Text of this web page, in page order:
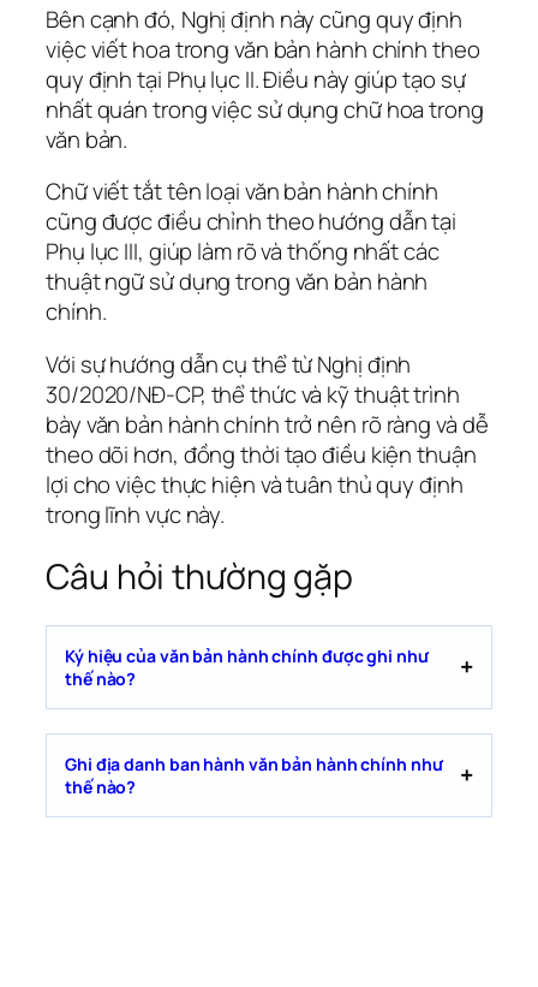
Bên cạnh đó, Nghị định này cũng quy định
việc viết hoa trong văn bản hành chính theo
quy định tại Phụ lục II. Điều này giúp tạo sự
nhất quán trong việc sử dụng chữ hoa trong
văn bản.
Chữ viết tắt tên loại văn bản hành chính
cũng được điều chỉnh theo hướng dẫn tại
Phụ lục III, giúp làm rõ và thống nhất các
thuật ngữ sử dụng trong văn bản hành
chính.
Với sự hướng dẫn cụ thể từ Nghị định
30/2020/NĐ-CP, thể thức và kỹ thuật trình
bày văn bản hành chính trở nên rõ ràng và dễ
theo dõi hơn, đồng thời tạo điều kiện thuận
lợi cho việc thực hiện và tuân thủ quy định
trong lĩnh vực này.
Câu hỏi thường gặp
Ký hiệu của văn bản hành chính được ghi như
thế nào?
Ghi địa danh ban hành văn bản hành chính như
thế nào?